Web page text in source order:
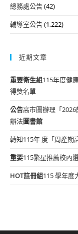
總務處公告(42)
輔導室公告(1,222)
近期文章
重要衛生組115年度健
得獎名單
公告高市圖辦理「
辦法圖書館
轉知115年 度「周產期
重要115繁星推薦校內
HOT註冊組115 學年度